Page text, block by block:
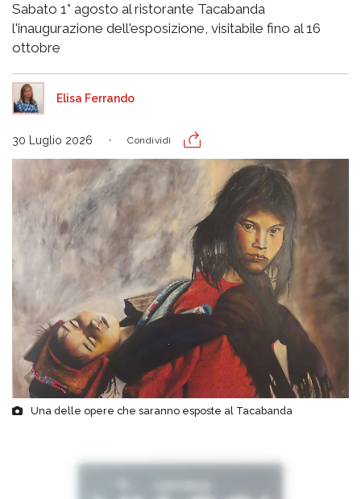
Sabato 1° agosto al ristorante Tacabanda
l'inaugurazione dell'esposizione, visitabile fino al 16
ottobre
Elisa Ferrando
30 Luglio 2026 Condividi
Una delle opere che saranno esposte al Tacabanda